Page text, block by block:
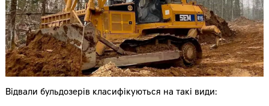
Відвали бульдозерів класифікуються на такі види: